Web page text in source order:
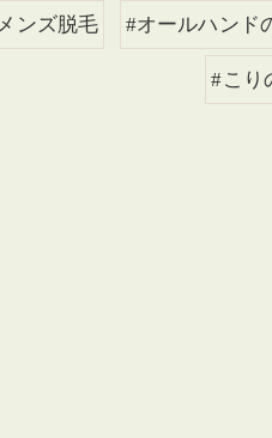
ンズ脱毛 #オールハンド
#こり